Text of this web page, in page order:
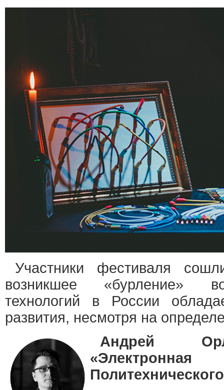
Участники фестиваля
возникшее «бурление»
технологий в России
развития, несмотря на
Андрей